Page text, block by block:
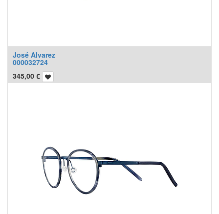
José Alvarez
000032724
345,00 €